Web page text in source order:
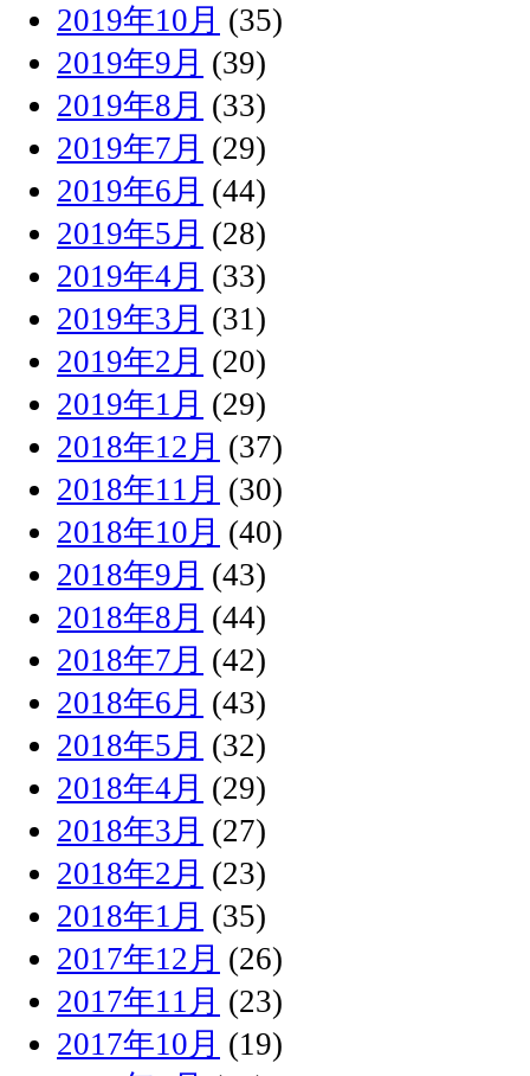
2019年10月 (35)
2019年9月 (39)
2019年8月 (33)
2019年7月 (29)
2019年6月 (44)
2019年5月 (28)
2019年4月 (33)
2019年3月 (31)
2019年2月 (20)
2019年1月 (29)
2018年12月 (37)
2018年11月 (30)
2018年10月 (40)
2018年9月 (43)
2018年8月 (44)
2018年7月 (42)
2018年6月 (43)
2018年5月 (32)
2018年4月 (29)
2018年3月 (27)
2018年2月 (23)
2018年1月 (35)
2017年12月 (26)
2017年11月 (23)
2017年10月 (19)